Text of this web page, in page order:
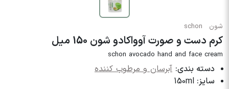
شون schon
کرم دست و صورت آوواکادو شون 150 میل
schon avocado hand and face cream
دسته بندی: آبرسان و مرطوب کننده
سایز: 150ml